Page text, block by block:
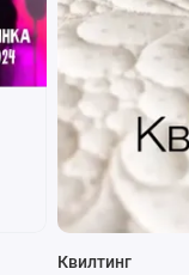
Квилтинг